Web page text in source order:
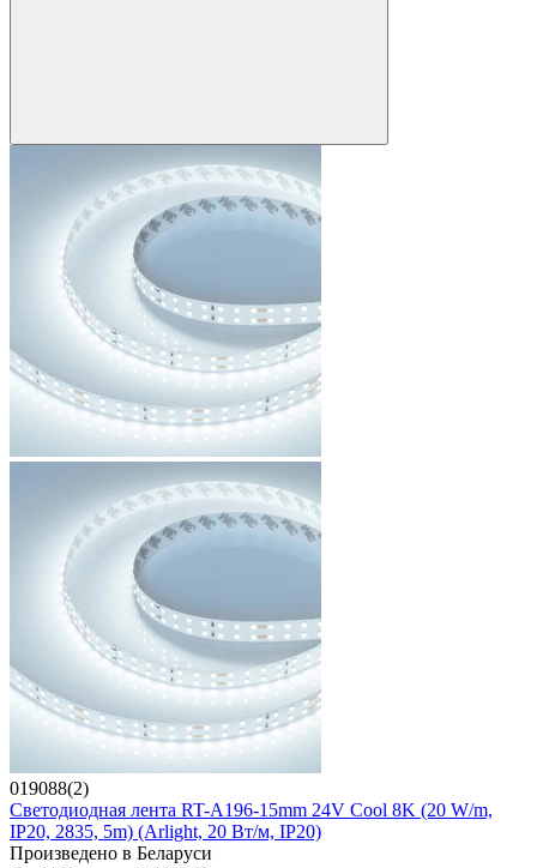
019088(2)
Светодиодная лента RT-A196-15mm 24V Cool 8K (20 W/m,
IP20, 2835, 5m) (Arlight, 20 Вт/м, IP20)
Произведено в Беларуси